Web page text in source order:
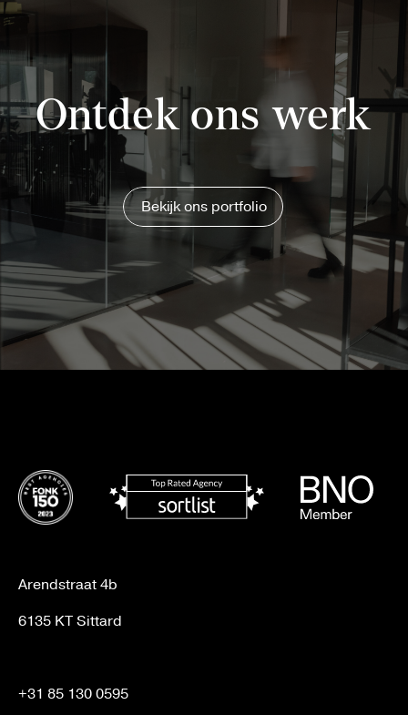
Ontdek ons werk
Bekijk ons portfolio
Arendstraat 4b
6135 KT Sittard
+31 85 130 0595